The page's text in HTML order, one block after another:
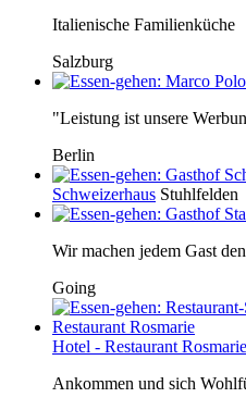
Italienische Familienküche
Salzburg
"Leistung ist unsere
Berlin
Schweizerhaus Stuhlfelden
Wir machen jedem Gast
Going
Hotel - Restaurant Rosmarie
Ankommen und sich